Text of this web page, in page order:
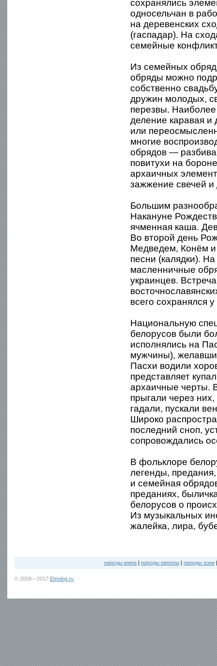
сохранялись
односельчан в
на деревенских
(гаспадар). На
семейные
Из семейных
обряды можно
собственно
дружин молодых,
перезвы.
деление каравая
или
многие
обрядов —
повитухи на
архаичных
зажжение свечей и
Большим
Накануне
ячменная каша.
Во второй день
Медведем, Конём и
песни (калядки).
масленничные
украинцев.
всего сохранялся
Национальную
белорусов были
исполнялись на
мужчины),
Пасхи водили
представляет
архаичные черты.
прыгали через
гадали, пускали
Широко
последний сноп,
сопровождались
В фольклоре
легенды,
и семейная
преданиях,
белорусов о
Из музыкальных
жалейка, лира,
народы мира | народы европы | народы азии
© 2008—2017 Etnolog.ru